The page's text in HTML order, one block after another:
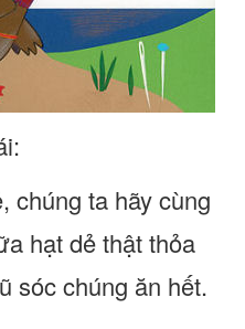
chúng ta hãy cùng
hạt dẻ thật thỏa
sóc chúng ăn hết.